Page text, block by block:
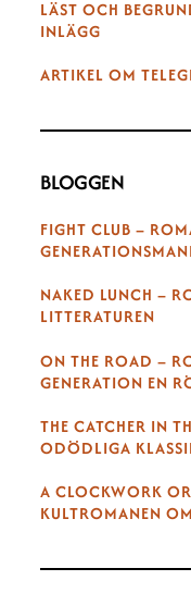
LÄST OCH
INLÄGG
ARTIKEL OM
BLOGGEN
FIGHT CLUB –
NAKED LUNCH –
LITTERATUREN
ON THE ROAD –
GENERATION EN
THE CATCHER IN
ODÖDLIGA
A CLOCKWORK
KULTROMANEN